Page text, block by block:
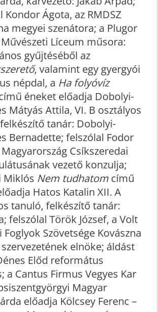
Kondor Ágota, az RMDSZ
megyei szenátora; a Plugor
Líceum műsora:
gyűjtéséből az
, valamint egy gyergyói
népdal, a Ha folyóvíz
éneket előadja Dobolyi-
Mátyás Attila, VI. B osztályos
tanár: Dobolyi-
Bernadette; felszólal Fodor
Csíkszeredai
vezető konzulja;
Miklós Nem tudhatom című
Hatos Katalin XII. A
tanuló, felkészítő tanár:
felszólal Török József, a Volt
Foglyok Szövetsége Kovászna
elnöke; áldást
Előd református
a Cantus Firmus Vegyes Kar
Magyar
előadja Kölcsey Ferenc –